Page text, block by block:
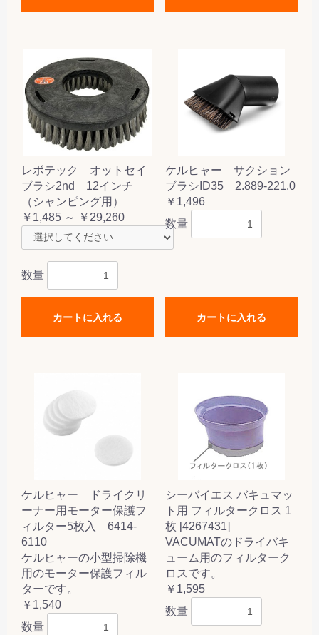
レボテック オットセイ
ブラシ2nd 12インチ
（シャンピング用）
￥1,485 ～ ￥29,260
数量
カートに入れる
ケルヒャー サクション
ブラシID35 2.889-221.0
￥1,496
数量
カートに入れる
ケルヒャー ドライクリ
ーナー用モーター保護フ
ィルター5枚入 6414-
6110
ケルヒャーの小型掃除機
用のモーター保護フィル
ターです。
￥1,540
数量
シーバイエス バキュマッ
ト用 フィルタークロス 1
枚 [4267431]
VACUMATのドライバキ
ューム用のフィルターク
ロスです。
￥1,595
数量